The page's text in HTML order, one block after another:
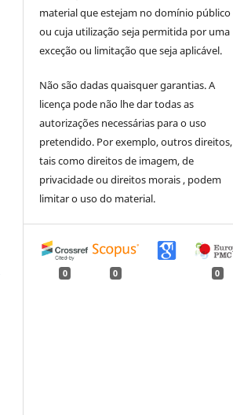
material que estejam no domínio público
ou cuja utilização seja permitida por uma
exceção ou limitação que seja aplicável.
Não são dadas quaisquer garantias. A
licença pode não lhe dar todas as
autorizações necessárias para o uso
pretendido. Por exemplo, outros direitos,
tais como direitos de imagem, de
privacidade ou direitos morais , podem
limitar o uso do material.
0 0 0